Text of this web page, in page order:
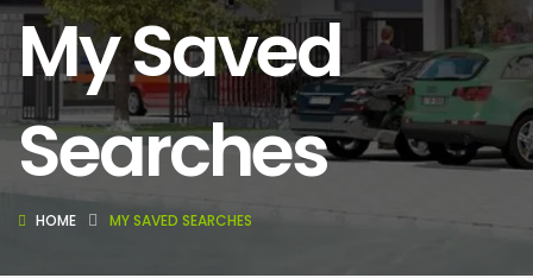
My Saved
Searches
HOME MY SAVED SEARCHES